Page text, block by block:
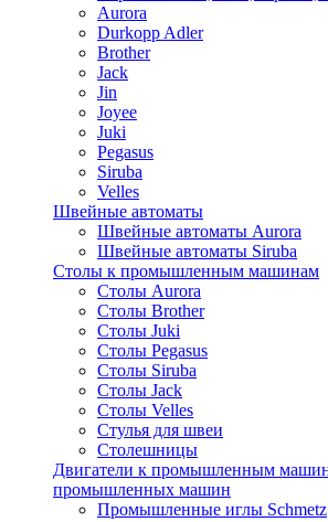
Aurora
Durkopp Adler
Brother
Jack
Jin
Joyee
Juki
Pegasus
Siruba
Velles
Швейные автоматы
Швейные автоматы Aurora
Швейные автоматы Siruba
Столы к промышленным машинам
Столы Aurora
Столы Brother
Столы Juki
Столы Pegasus
Столы Siruba
Столы Jack
Столы Velles
Стулья для швеи
Столешницы
Двигатели к промышленным
промышленных машин
Промышленные иглы Schmetz